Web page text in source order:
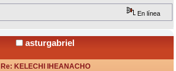
En línea
asturgabriel
Re: KELECHI IHEANACHO